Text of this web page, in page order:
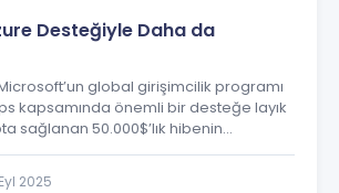
Desteğiyle Daha da
global girişimcilik programı
kapsamında önemli bir desteğe layık
sağlanan 50.000$’lık hibenin
programın 5. turuna yükselerek
2025